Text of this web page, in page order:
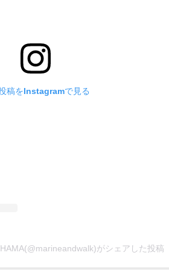
稿をInstagramで見る
がシェアした投稿